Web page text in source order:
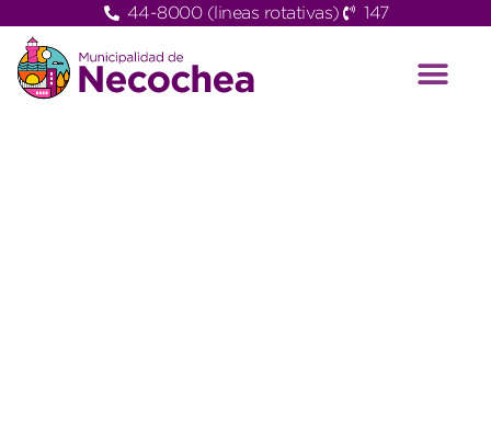
44-8000 (lineas rotativas) 147